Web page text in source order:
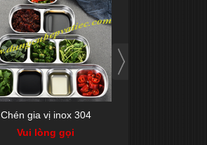
Chén gia vị inox 304
Vui lòng gọi